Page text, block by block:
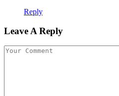
Reply
Leave A Reply